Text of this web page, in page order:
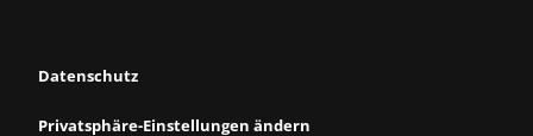
Datenschutz
Privatsphäre-Einstellungen ändern